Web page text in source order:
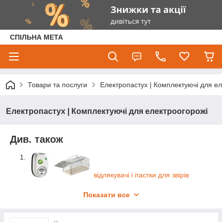
СПІЛЬНА МЕТА
Товари та послуги Електропастух | Комплектуючі для
Електропастух | Комплектуючі для електроогорожі
Див. також
відлякувачі і пастки для звірів
Показати все